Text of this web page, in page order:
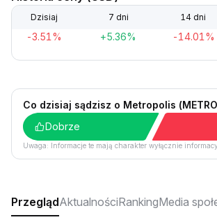
Dzisiaj 7 dni 14 dni
-3.51% +5.36% -14.01%
Co dzisiaj sądzisz o Metropolis
Dobrze
Uwaga: Informacje te mają charakter wyłącznie
PrzeglądAktualnościRankingMedia